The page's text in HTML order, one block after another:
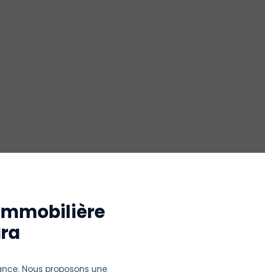
Nous proposons une